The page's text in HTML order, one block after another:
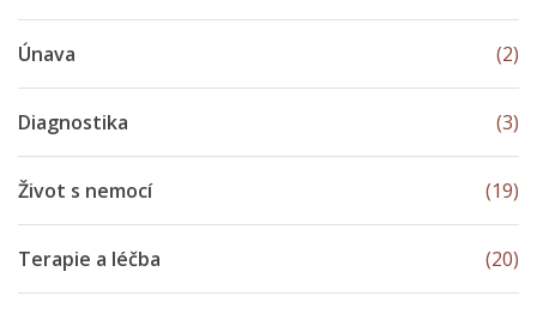
Únava (2)
Diagnostika (3)
Život s nemocí (19)
Terapie a léčba (20)